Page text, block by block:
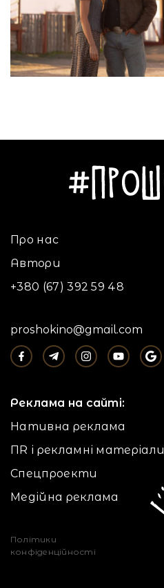
Про нас
Автори
+380 (67) 392 59 48
proshokino@gmail.com
Реклама на сайті:
Нативна реклама
ПR і рекламні матеріали
Спецпроекти
Медійна реклама
Політики
конфіденційності